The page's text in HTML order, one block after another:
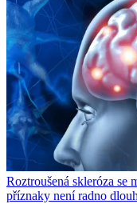
Roztroušená skleróza se
příznaky není radno